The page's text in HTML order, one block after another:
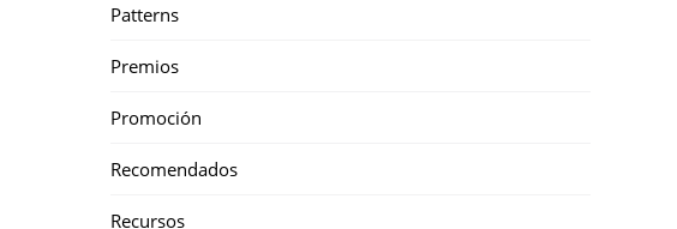
Patterns
Premios
Promoción
Recomendados
Recursos